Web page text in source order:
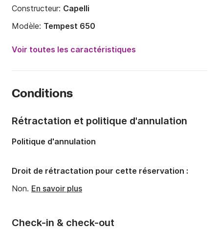
Constructeur: Capelli
Modèle: Tempest 650
Puissance moteur:
200cv
Capacité à bord:
Voir toutes les caractéristiques
Conditions
Check-in & check-out
Rétractation et politique d'annulation
Politique d'annulation
Droit de rétractation pour cette réservation :
Non. En savoir plus